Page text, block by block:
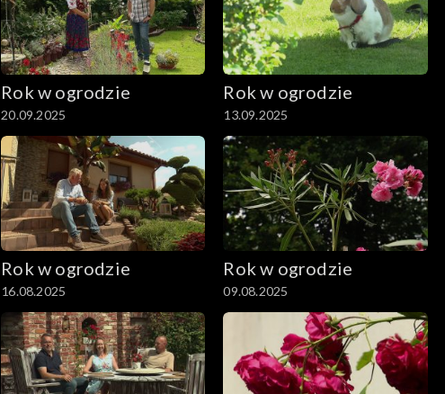
Rok w ogrodzie
20.09.2025
Rok w ogrodzie
13.09.2025
Rok w ogrodzie
16.08.2025
Rok w ogrodzie
09.08.2025